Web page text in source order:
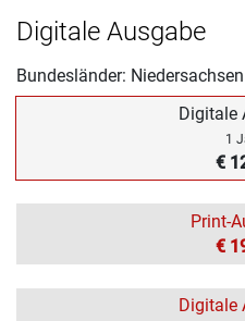
Digitale Ausgabe
Bundesländer: Niedersachsen
Digitale
1
€
Print-
€
Digitale